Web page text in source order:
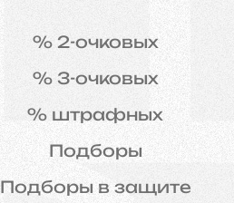
% 2-очковых
% 3-очковых
% штрафных
Подборы
Подборы в защите